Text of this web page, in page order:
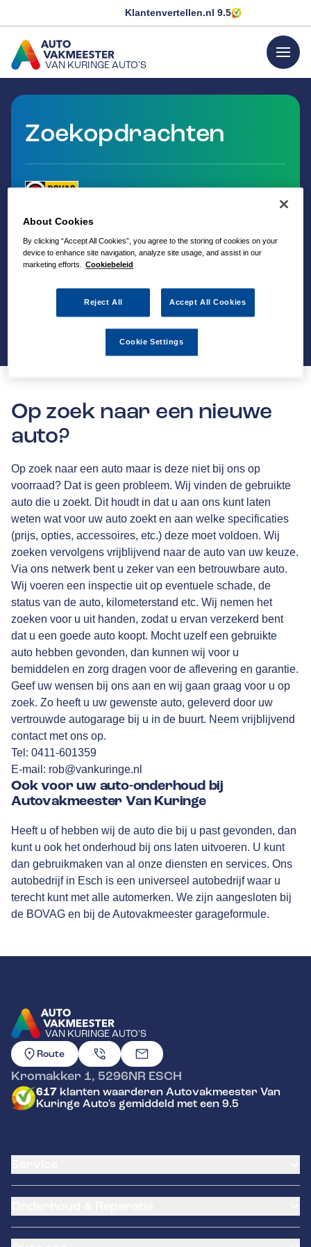
Klantenvertellen.nl 9.5
VAN KURINGE AUTO'S
GA NAAR DE HOMEPAGINA
menu
Zoekopdrachten
Op zoek naar een nieuwe
auto?
Op zoek naar een auto maar is deze niet bij ons op
voorraad? Dat is geen probleem. Wij vinden de gebruikte
auto die u zoekt. Dit houdt in dat u aan ons kunt laten
weten wat voor uw auto zoekt en aan welke specificaties
(prijs, opties, accessoires, etc.) deze moet voldoen. Wij
zoeken vervolgens vrijblijvend naar de auto van uw keuze.
Via ons netwerk bent u zeker van een betrouwbare auto.
Wij voeren een inspectie uit op eventuele schade, de
status van de auto, kilometerstand etc. Wij nemen het
zoeken voor u uit handen, zodat u ervan verzekerd bent
dat u een goede auto koopt. Mocht uzelf een gebruikte
auto hebben gevonden, dan kunnen wij voor u
bemiddelen en zorg dragen voor de aflevering en garantie.
Geef uw wensen bij ons aan en wij gaan graag voor u op
zoek. Zo heeft u uw gewenste auto, geleverd door uw
vertrouwde autogarage bij u in de buurt. Neem vrijblijvend
contact met ons op.
Tel: 0411-601359
E-mail: rob@vankuringe.nl
Ook voor uw auto-onderhoud bij
Autovakmeester Van Kuringe
Heeft u of hebben wij de auto die bij u past gevonden, dan
kunt u ook het onderhoud bij ons laten uitvoeren. U kunt
dan gebruikmaken van al onze diensten en services. Ons
autobedrijf in Esch is een universeel autobedrijf waar u
terecht kunt met alle automerken. We zijn aangesloten bij
de BOVAG en bij de Autovakmeester garageformule.
VAN KURINGE AUTO'S
GA NAAR DE HOMEPAGINA
Route
Kromakker 1, 5296NR ESCH
617 klanten waarderen Autovakmeester Van
Kuringe Auto's gemiddeld met een 9.5
Banden service
About Cookies
By clicking “Accept All Cookies”, you agree to the storing of cookies on your
device to enhance site navigation, analyze site usage, and assist in our
marketing efforts. Cookiebeleid
Reject All Accept All Cookies
Cookie Settings